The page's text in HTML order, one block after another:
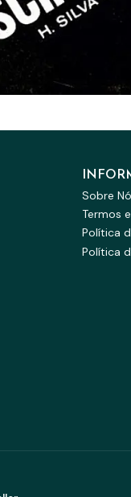
Sobre
Termos
Política
Política